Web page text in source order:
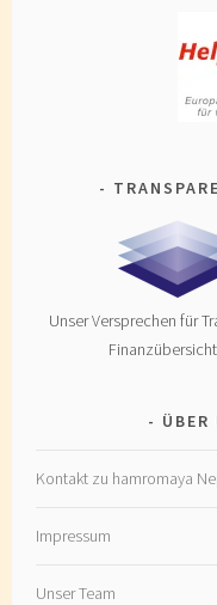
Unser Versprechen für
ÜBER
Kontakt zu hamromaya
Impressum
Unser Team